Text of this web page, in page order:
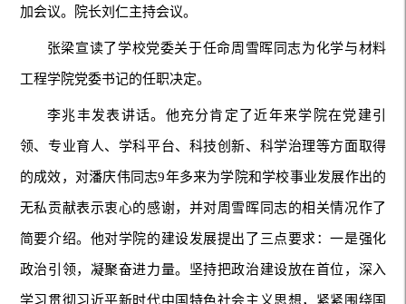
加会议。院长刘仁主持会议。
张梁宣读了学校党委关于任命周雪晖同志为化学与材料
工程学院党委书记的任职决定。
李兆丰发表讲话。他充分肯定了近年来学院在党建引
领、专业育人、学科平台、科技创新、科学治理等方面取得
的成效，对潘庆伟同志9年多来为学院和学校事业发展作出的
无私贡献表示衷心的感谢，并对周雪晖同志的相关情况作了
简要介绍。他对学院的建设发展提出了三点要求：一是强化
政治引领，凝聚奋进力量。坚持把政治建设放在首位，深入
学习贯彻习近平新时代中国特色社会主义思想，紧紧围绕国